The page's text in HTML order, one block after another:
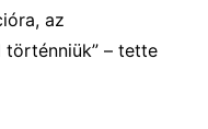
az
– tette